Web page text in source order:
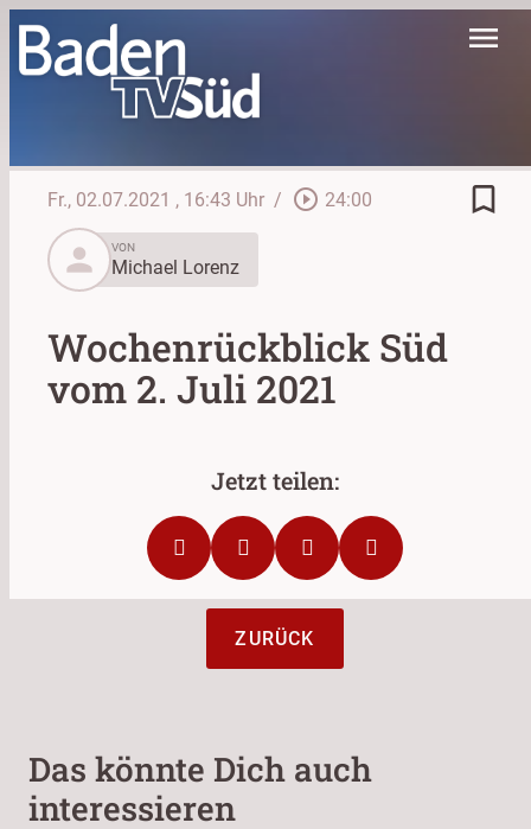
menu
Fr., 02.07.2021 , 16:43 Uhr / play_circle_outline 24:00
bookmark_border
person
VON
Michael Lorenz
Wochenrückblick Süd
vom 2. Juli 2021
ZURÜCK
Das könnte Dich auch
interessieren